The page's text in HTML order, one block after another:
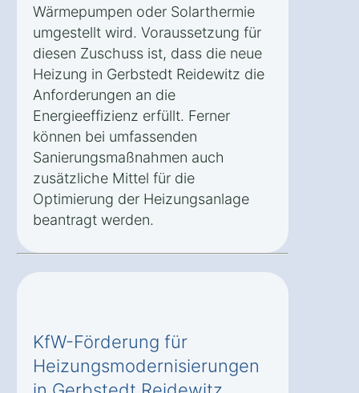
Wärmepumpen oder Solarthermie
umgestellt wird. Voraussetzung für
diesen Zuschuss ist, dass die neue
Heizung in Gerbstedt Reidewitz die
Anforderungen an die
Energieeffizienz erfüllt. Ferner
können bei umfassenden
Sanierungsmaßnahmen auch
zusätzliche Mittel für die
Optimierung der Heizungsanlage
beantragt werden.
KfW-Förderung für
Heizungsmodernisierungen